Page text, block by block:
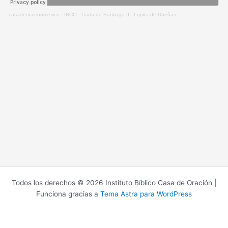
casadeoracionmexico · IBCO - Carta de Santiago II - Lupita de Dueñas
Todos los derechos © 2026 Instituto Bíblico Casa de Oración |
Funciona gracias a Tema Astra para WordPress